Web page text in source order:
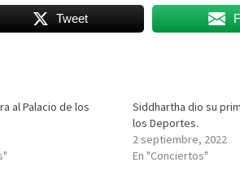
Tweet
al Palacio de los
Siddhartha dio su
los Deportes.
2 septiembre, 2022
En "Conciertos"